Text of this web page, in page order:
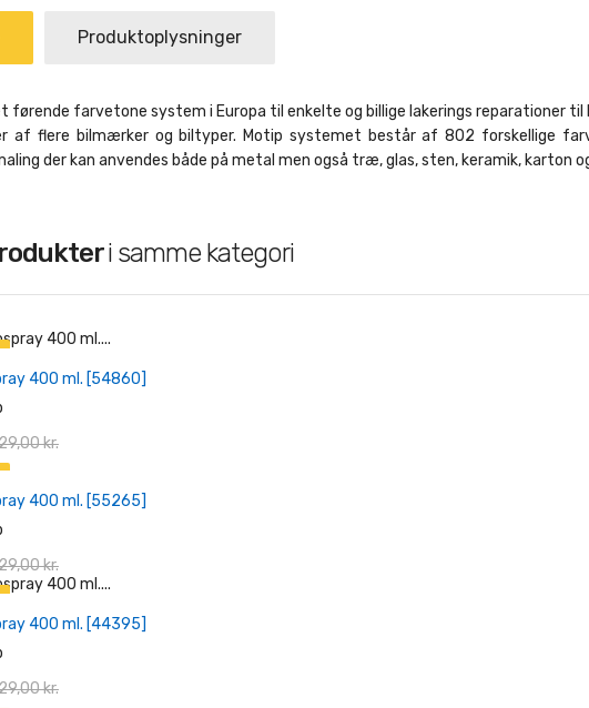
Produktoplysninger
førende farvetone system i Europa til enkelte og billige lakerings reparationer
af flere bilmærker og biltyper. Motip systemet består af 802 forskellige
der kan anvendes både på metal men også træ, glas, sten, keramik, karton
i samme kategori
400 ml. [54860]
kr.
400 ml. [55265]
kr.
400 ml. [44395]
kr.